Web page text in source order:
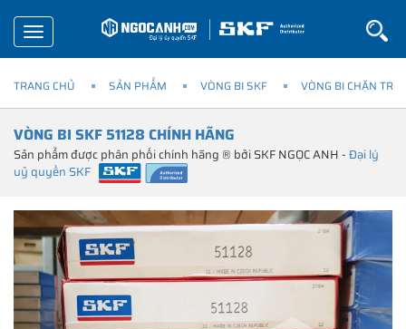
Toggle
navigation
TRANG CHỦ SẢN PHẨM VÒNG BI SKF VÒNG BI CHẶN
VÒNG BI SKF 51128 CHÍNH HÃNG
Sản phẩm được phân phối chính hãng ® bởi SKF NGỌC ANH -Đại lý
uỷ quyền SKF